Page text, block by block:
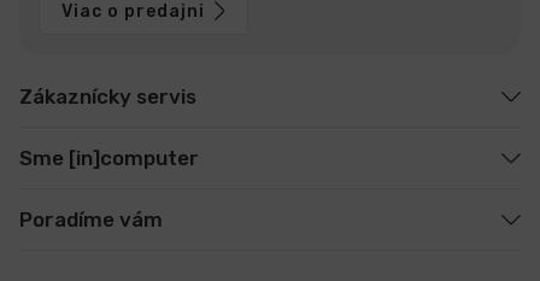
Viac o predajni
Zákaznícky servis
Sme [in]computer
Poradíme vám